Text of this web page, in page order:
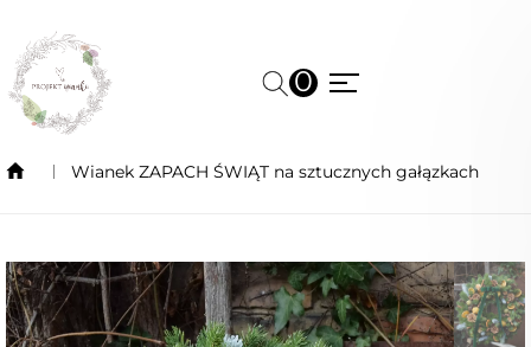
0
Wianek ZAPACH ŚWIĄT na sztucznych gałązkach